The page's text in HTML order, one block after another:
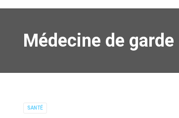
Médecine de
SANTÉ